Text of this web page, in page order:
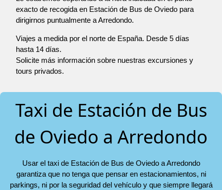
exacto de recogida en Estación de Bus de Oviedo para
dirigirnos puntualmente a Arredondo.
Viajes a medida por el norte de España. Desde 5 días
hasta 14 días.
Solicite más información sobre nuestras excursiones y
tours privados.
Taxi de Estación de Bus
de Oviedo a Arredondo
Usar el taxi de Estación de Bus de Oviedo a Arredondo
garantiza que no tenga que pensar en estacionamientos, ni
parkings, ni por la seguridad del vehículo y que siempre llegará